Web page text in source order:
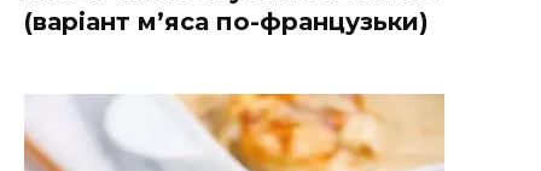
(варіант м’яса по-французьки)